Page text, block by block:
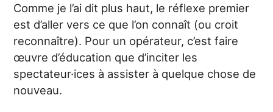
Comme je l’ai dit plus haut, le réflexe premier
est d’aller vers ce que l’on connaît (ou croit
reconnaître). Pour un opérateur, c’est faire
œuvre d’éducation que d’inciter les
spectateur·ices à assister à quelque chose de
nouveau.